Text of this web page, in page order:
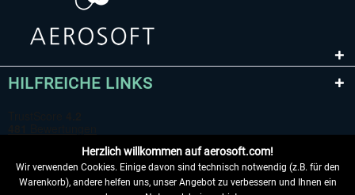
HILFREICHE LINKS
Herzlich willkommen auf aerosoft.com!
Wir verwenden Cookies. Einige davon sind technisch notwendig (z.B. für den
Warenkorb), andere helfen uns, unser Angebot zu verbessern und Ihnen ein